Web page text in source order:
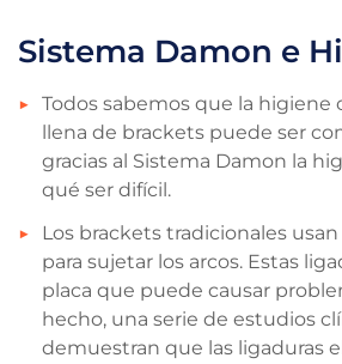
Sistema Damon e
Todos sabemos que la higiene
llena de brackets puede ser
gracias al Sistema Damon la
qué ser difícil.
Los brackets tradicionales
para sujetar los arcos. Estas
placa que puede causar
hecho, una serie de estudios
demuestran que las ligaduras